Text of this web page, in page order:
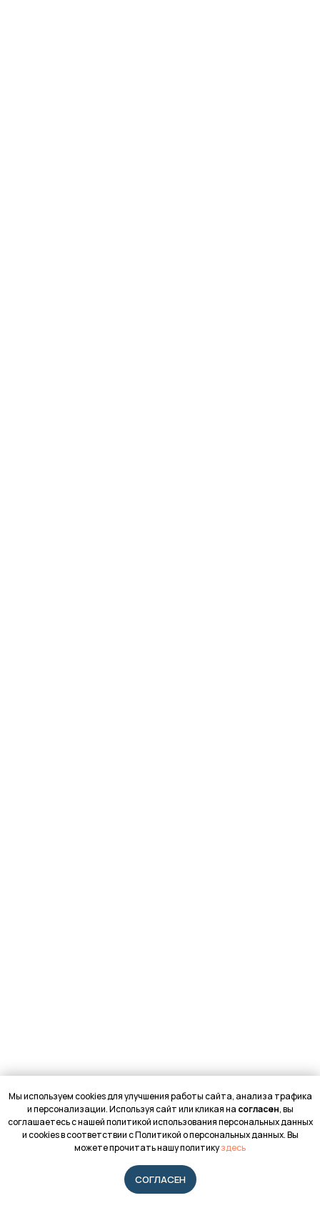
Мы используем cookies для улучшения работы сайта, анализа трафика
и персонализации. Используя сайт или кликая на согласен, вы
соглашаетесь с нашей политикой использования персональных данных
и cookies в соответствии с Политикой о персональных данных. Вы
можете прочитать нашу политикуздесь
СОГЛАСЕН